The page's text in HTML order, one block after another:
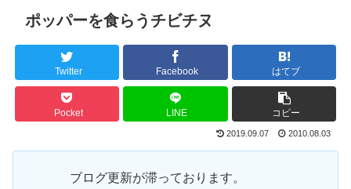
ポッパーを食らうチビチヌ
Twitter Facebook はてブ
Pocket LINE コピー
2019.09.07 2010.08.03
ブログ更新が滞っております。